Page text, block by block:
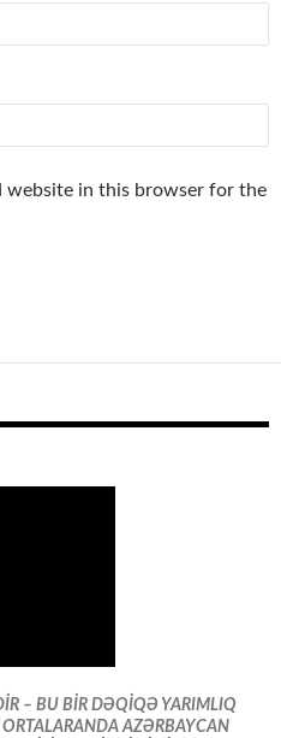
website in this browser for the
– BU BİR DƏQİQƏ YARIMLIQ
AZƏRBAYCAN